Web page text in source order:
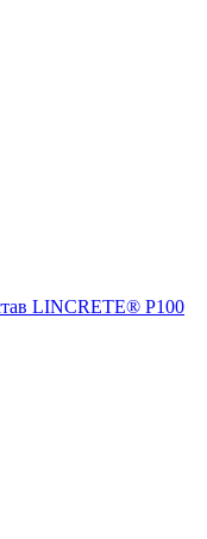
LINCRETE® P100